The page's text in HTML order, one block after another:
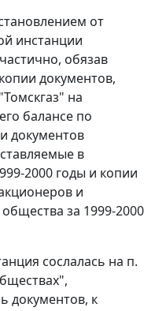
от
инстанции
обязав
документов,
на
балансе по
документов
в
2000 годы и копии
и
за 1999-2000
сослалась на п.
документов, к